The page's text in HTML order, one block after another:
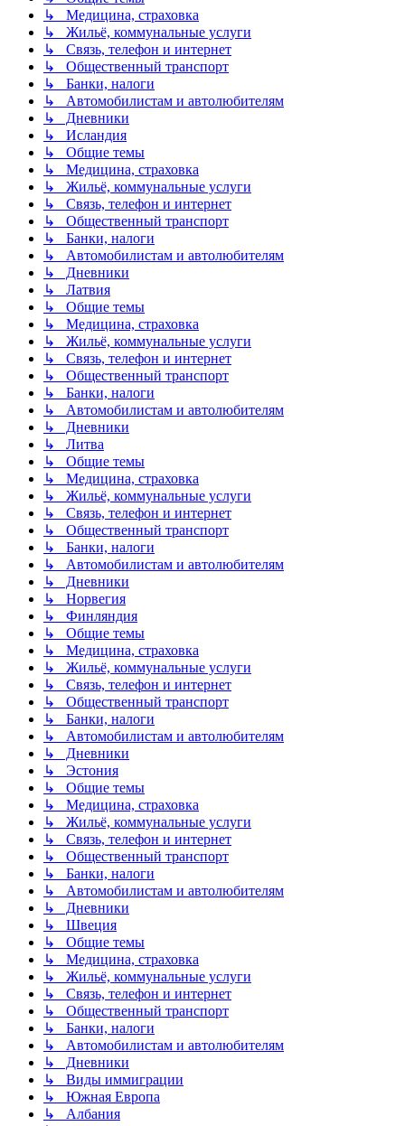
↳ Медицина, страховка
↳ Жильё, коммунальные услуги
↳ Связь, телефон и интернет
↳ Общественный транспорт
↳ Банки, налоги
↳ Автомобилистам и автолюбителям
↳ Дневники
↳ Исландия
↳ Общие темы
↳ Медицина, страховка
↳ Жильё, коммунальные услуги
↳ Связь, телефон и интернет
↳ Общественный транспорт
↳ Банки, налоги
↳ Автомобилистам и автолюбителям
↳ Дневники
↳ Латвия
↳ Общие темы
↳ Медицина, страховка
↳ Жильё, коммунальные услуги
↳ Связь, телефон и интернет
↳ Общественный транспорт
↳ Банки, налоги
↳ Автомобилистам и автолюбителям
↳ Дневники
↳ Литва
↳ Общие темы
↳ Медицина, страховка
↳ Жильё, коммунальные услуги
↳ Связь, телефон и интернет
↳ Общественный транспорт
↳ Банки, налоги
↳ Автомобилистам и автолюбителям
↳ Дневники
↳ Норвегия
↳ Финляндия
↳ Общие темы
↳ Медицина, страховка
↳ Жильё, коммунальные услуги
↳ Связь, телефон и интернет
↳ Общественный транспорт
↳ Банки, налоги
↳ Автомобилистам и автолюбителям
↳ Дневники
↳ Эстония
↳ Общие темы
↳ Медицина, страховка
↳ Жильё, коммунальные услуги
↳ Связь, телефон и интернет
↳ Общественный транспорт
↳ Банки, налоги
↳ Автомобилистам и автолюбителям
↳ Дневники
↳ Швеция
↳ Общие темы
↳ Медицина, страховка
↳ Жильё, коммунальные услуги
↳ Связь, телефон и интернет
↳ Общественный транспорт
↳ Банки, налоги
↳ Автомобилистам и автолюбителям
↳ Дневники
↳ Виды иммиграции
↳ Южная Европа
↳ Албания